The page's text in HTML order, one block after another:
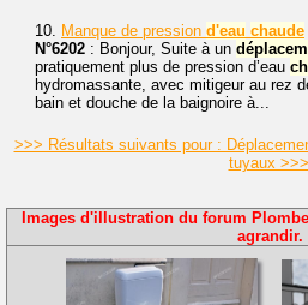
10. Manque de pression d'eau chaude
N°6202 : Bonjour, Suite à un
pratiquement plus de pression d’eau
hydromassante, avec mitigeur au rez
bain et douche de la baignoire à...
>>> Résultats suivants pour :
tuyaux >>>
Images d'illustration du forum
agrandir.